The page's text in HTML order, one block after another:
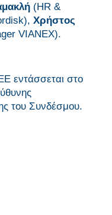
(HR &
Χρήστος
VIANEX).
εντάσσεται στο
του Συνδέσμου.